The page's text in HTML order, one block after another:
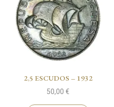
2,5 ESCUDOS – 1932
50,00 €